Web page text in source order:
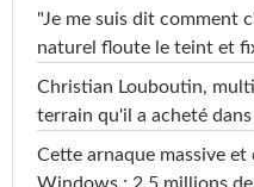
"Je me suis dit comment
naturel floute le teint et
Christian Louboutin,
terrain qu'il a acheté
Cette arnaque massive